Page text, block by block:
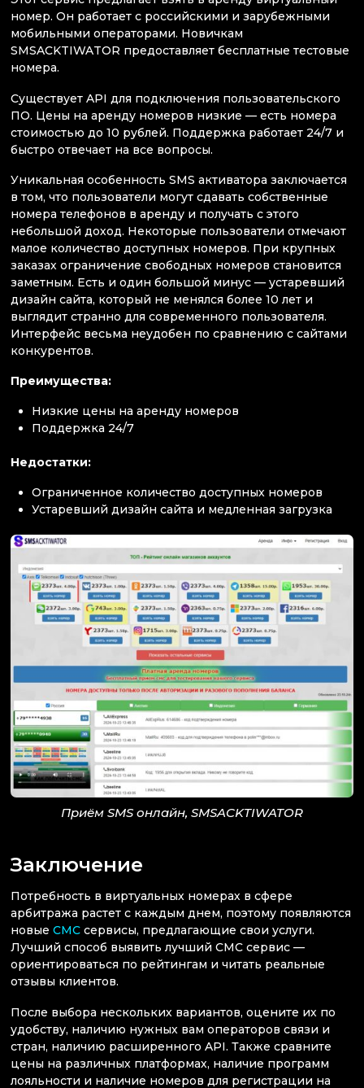
номер. Он работает с российскими и зарубежными
мобильными операторами. Новичкам
SMSACKTIWATOR предоставляет бесплатные тестовые
номера.
Существует API для подключения пользовательского
ПО. Цены на аренду номеров низкие — есть номера
стоимостью до 10 рублей. Поддержка работает 24/7 и
быстро отвечает на все вопросы.
Уникальная особенность SMS активатора заключается
в том, что пользователи могут сдавать собственные
номера телефонов в аренду и получать с этого
небольшой доход. Некоторые пользователи отмечают
малое количество доступных номеров. При крупных
заказах ограничение свободных номеров становится
заметным. Есть и один большой минус — устаревший
дизайн сайта, который не менялся более 10 лет и
выглядит странно для современного пользователя.
Интерфейс весьма неудобен по сравнению с сайтами
конкурентов.
Преимущества:
Низкие цены на аренду номеров
Поддержка 24/7
Недостатки:
Ограниченное количество доступных номеров
Устаревший дизайн сайта и медленная загрузка
Приём SMS онлайн, SMSACKTIWATOR
Заключение
Потребность в виртуальных номерах в сфере
арбитража растет с каждым днем, поэтому появляются
новые СМС сервисы, предлагающие свои услуги.
Лучший способ выявить лучший СМС сервис —
ориентироваться по рейтингам и читать реальные
отзывы клиентов.
После выбора нескольких вариантов, оцените их по
удобству, наличию нужных вам операторов связи и
стран, наличию расширенного API. Также сравните
цены на различных платформах, наличие программ
лояльности и наличие номеров для регистрации на